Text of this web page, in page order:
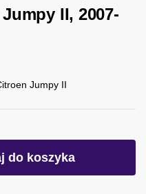
II, 2007-
Jumpy II
do koszyka